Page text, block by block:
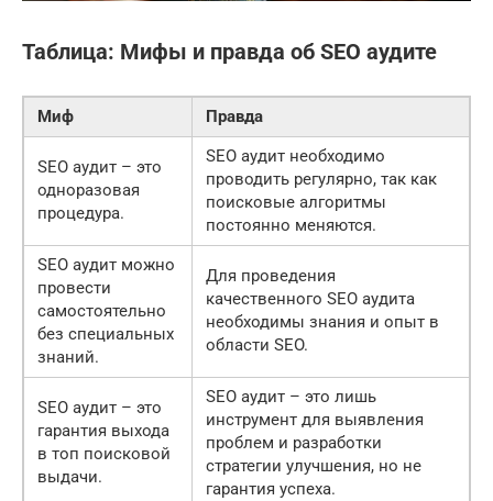
Таблица: Мифы и правда об SEO аудите
Миф Правда
SEO аудит – это
одноразовая
процедура.
SEO аудит необходимо
проводить регулярно, так как
поисковые алгоритмы
постоянно меняются.
SEO аудит можно
провести
самостоятельно
без специальных
знаний.
Для проведения
качественного SEO аудита
необходимы знания и опыт в
области SEO.
SEO аудит – это
гарантия выхода
в топ поисковой
выдачи.
SEO аудит – это лишь
инструмент для выявления
проблем и разработки
стратегии улучшения, но не
гарантия успеха.